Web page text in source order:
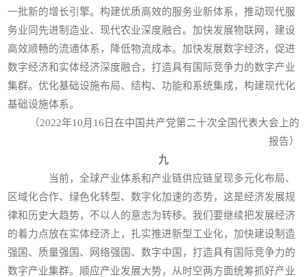
一批新的增长引擎。构建优质高效的服务业新体系，推动现代服
务业同先进制造业、现代农业深度融合。加快发展物联网，建设
高效顺畅的流通体系，降低物流成本。加快发展数字经济，促进
数字经济和实体经济深度融合，打造具有国际竞争力的数字产业
集群。优化基础设施布局、结构、功能和系统集成，构建现代化
基础设施体系。
（2022年10月16日在中国共产党第二十次全国代表大会上的
报告）
九
当前，全球产业体系和产业链供应链呈现多元化布局、
区域化合作、绿色化转型、数字化加速的态势，这是经济发展规
律和历史大趋势，不以人的意志为转移。我们要继续把发展经济
的着力点放在实体经济上，扎实推进新型工业化，加快建设制造
强国、质量强国、网络强国、数字中国，打造具有国际竞争力的
数字产业集群。顺应产业发展大势，从时空两方面统筹抓好产业